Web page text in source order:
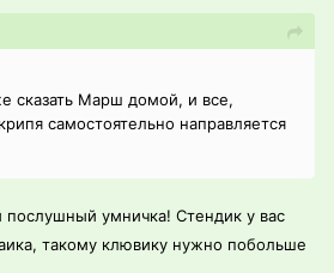
сказать Марш домой, и все,
самостоятельно направляется
послушный умничка! Стендик у вас
такому клювику нужно побольше